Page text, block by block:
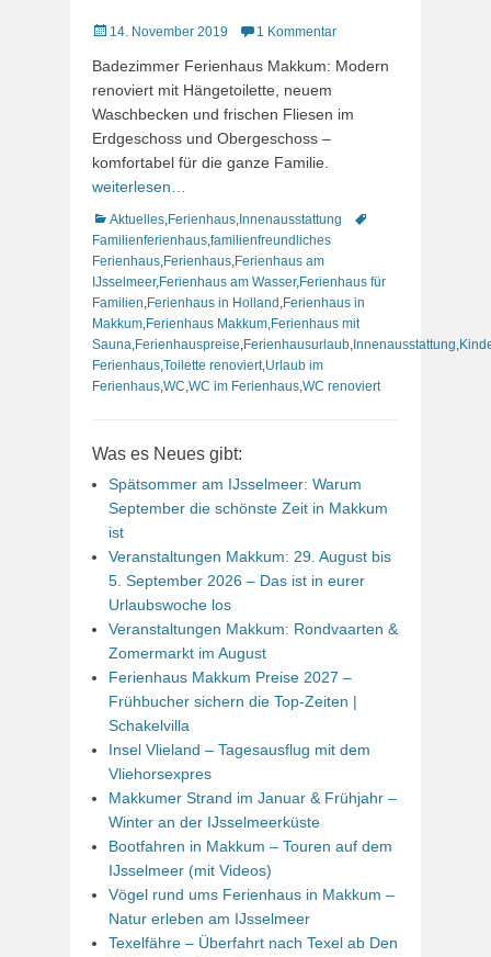
Veröffentlicht
14. November 2019 1 Kommentar
Badezimmer Ferienhaus Makkum: Modern
renoviert mit Hängetoilette, neuem
Waschbecken und frischen Fliesen im
Erdgeschoss und Obergeschoss –
komfortabel für die ganze Familie.
weiterlesen…
Kategorien
Aktuelles,Ferienhaus, Innenausstattung
Schlagworte
Familienferienhaus,familienfreundliches
Ferienhaus,Ferienhaus,Ferienhaus am
IJsselmeer,Ferienhaus am Wasser,Ferienhaus für
Familien,Ferienhaus in Holland ,Ferienhaus in
Makkum,Ferienhaus Makkum,Ferienhaus mit
Sauna,Ferienhauspreise,Ferienhausurlaub, Innenausstattung,
Ferienhaus,Toilette renoviert,Urlaub im
Ferienhaus,WC,WC im Ferienhaus,WC renoviert
Was es Neues gibt:
Spätsommer am IJsselmeer: Warum
September die schönste Zeit in Makkum
ist
Veranstaltungen Makkum: 29. August bis
5. September 2026 – Das ist in eurer
Urlaubswoche los
Veranstaltungen Makkum: Rondvaarten &
Zomermarkt im August
Ferienhaus Makkum Preise 2027 –
Frühbucher sichern die Top-Zeiten |
Schakelvilla
Insel Vlieland – Tagesausflug mit dem
Vliehorsexpres
Makkumer Strand im Januar & Frühjahr –
Winter an der IJsselmeerküste
Bootfahren in Makkum – Touren auf dem
IJsselmeer (mit Videos)
Vögel rund ums Ferienhaus in Makkum –
Natur erleben am IJsselmeer
Texelfähre – Überfahrt nach Texel ab Den